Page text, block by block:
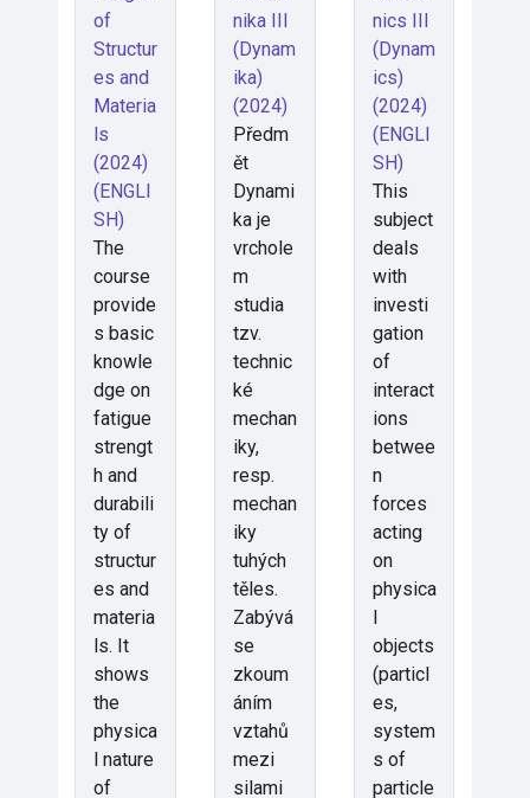
of
Structur
es and
Materia
ls
(2024)
(ENGLI
SH)
The
course
provide
s basic
knowle
dge on
fatigue
strengt
h and
durabili
ty of
structur
es and
materia
ls. It
shows
the
physica
l nature
of
nika III
(Dynam
ika)
(2024)
Předm
ět
Dynami
ka je
vrchole
m
studia
tzv.
technic
ké
mechan
iky,
resp.
mechan
iky
tuhých
těles.
Zabývá
se
zkoum
áním
vztahů
mezi
silami
nics III
(Dynam
ics)
(2024)
(ENGLI
SH)
This
subject
deals
with
investi
gation
of
interact
ions
betwee
n
forces
acting
on
physica
l
objects
(particl
es,
system
s of
particle